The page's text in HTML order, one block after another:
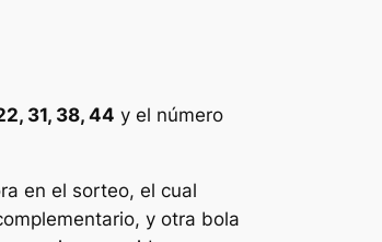
31, 38, 44 y el número
en el sorteo, el cual
y otra bola